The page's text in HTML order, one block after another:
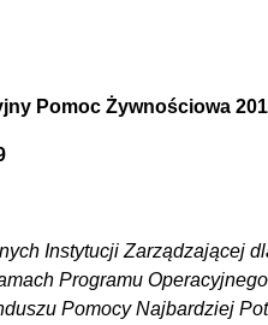
Pomoc Żywnościowa
Instytucji Zarządzającej
Programu
Pomocy Najbardziej